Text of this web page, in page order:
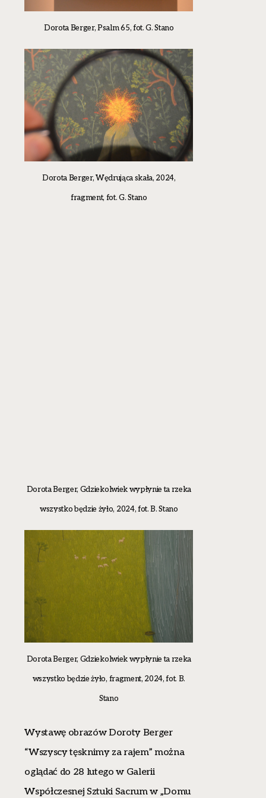
Dorota Berger, Psalm 65, fot. G. Stano
Dorota Berger, Wędrująca skała, 2024,
fragment, fot. G. Stano
Dorota Berger, Gdziekolwiek wypłynie ta rzeka
wszystko będzie żyło, 2024, fot. B. Stano
Dorota Berger, Gdziekolwiek wypłynie ta rzeka
wszystko będzie żyło, fragment, 2024, fot. B.
Stano
Wystawę obrazów Doroty Berger
“Wszyscy tęsknimy za rajem” można
oglądać do 28 lutegow Galerii
Współczesnej Sztuki Sacrum w „Domu